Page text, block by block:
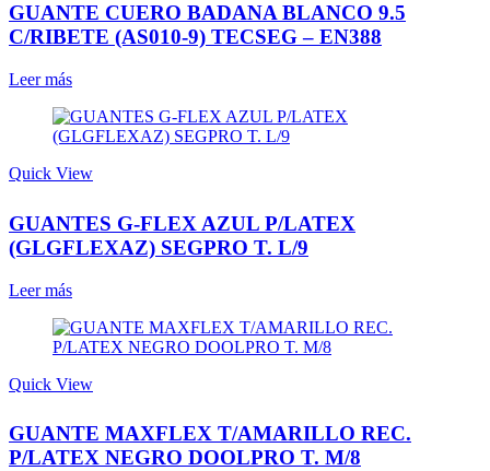
GUANTE CUERO BADANA BLANCO 9.5
C/RIBETE (AS010-9) TECSEG – EN388
Leer más
Quick View
GUANTES G-FLEX AZUL P/LATEX
(GLGFLEXAZ) SEGPRO T. L/9
Leer más
Quick View
GUANTE MAXFLEX T/AMARILLO REC.
P/LATEX NEGRO DOOLPRO T. M/8